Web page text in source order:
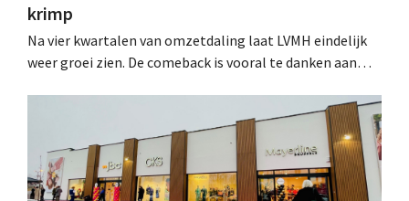
krimp
Na vier kwartalen van omzetdaling laat LVMH eindelijk
weer groei zien. De comeback is vooral te danken aan
luxegoederen in de zomermaanden weer aantrok. .